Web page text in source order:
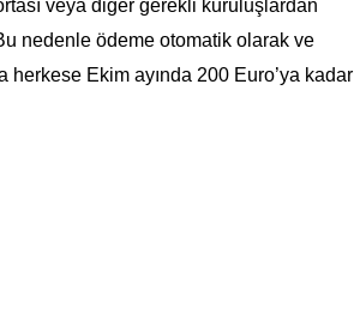
veya diğer gerekli kuruluşlardan
nedenle ödeme otomatik olarak ve
herkese Ekim ayında 200 Euro’ya kadar